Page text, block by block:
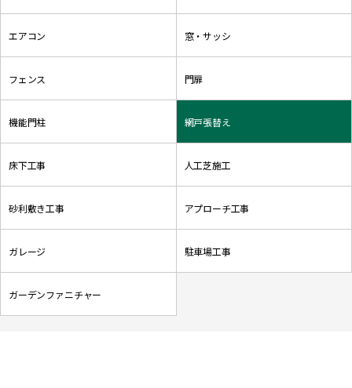
エアコン 窓・サッシ
フェンス 門扉
機能門柱 網戸張替え
床下工事 人工芝施工
砂利敷き工事 アプローチ工事
ガレージ 駐車場工事
ガーデンファニチャー